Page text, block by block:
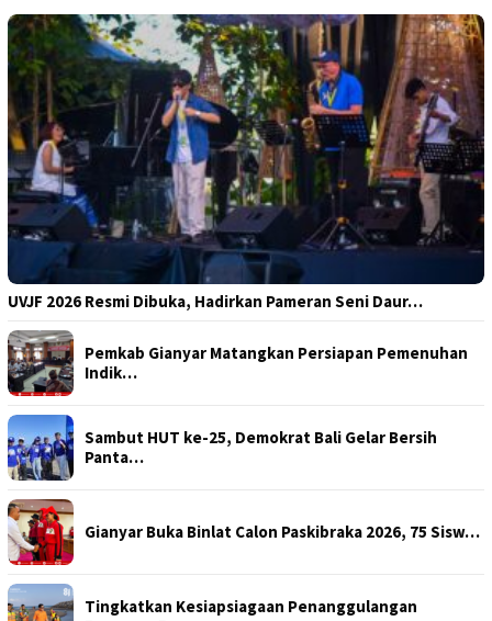
UVJF 2026 Resmi Dibuka, Hadirkan Pameran Seni Daur…
Pemkab Gianyar Matangkan Persiapan Pemenuhan
Indik…
Sambut HUT ke-25, Demokrat Bali Gelar Bersih
Panta…
Gianyar Buka Binlat Calon Paskibraka 2026, 75 Sisw…
Tingkatkan Kesiapsiagaan Penanggulangan